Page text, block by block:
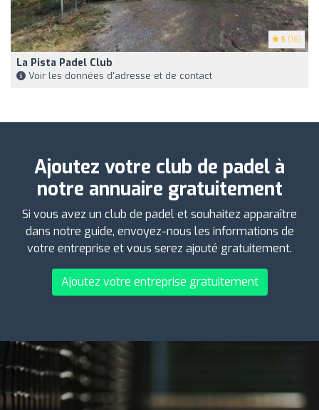
5 (16)
La Pista Padel Club
Voir les données d'adresse et de contact
Ajoutez votre club de padel à
notre annuaire gratuitement
Si vous avez un club de padel et souhaitez apparaître
dans notre guide, envoyez-nous les informations de
votre entreprise et vous serez ajouté gratuitement.
Ajoutez votre entreprise gratuitement